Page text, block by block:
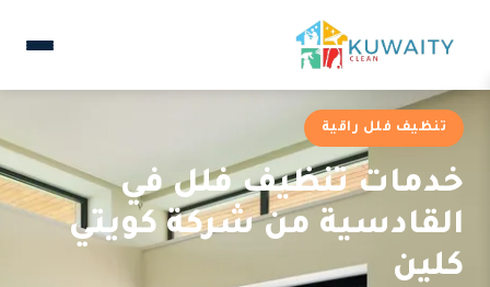
تنظيف فلل راقية
خدمات تنظيف فلل في
القادسية من شركة كويتي
كلين